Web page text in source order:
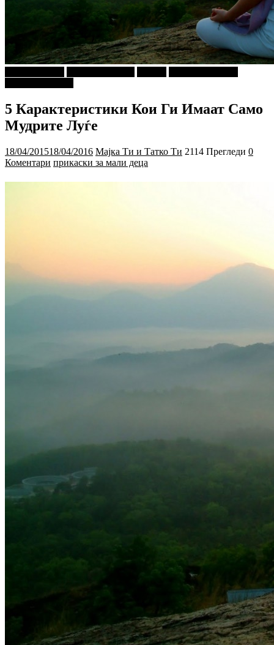
5 Карактеристики Кои Ги Имаат Само
Мудрите Луѓе
18/04/201518/04/2016 Мајка Ти и Татко Ти 2114 Прегледи 0
Коментари прикаски за мали деца